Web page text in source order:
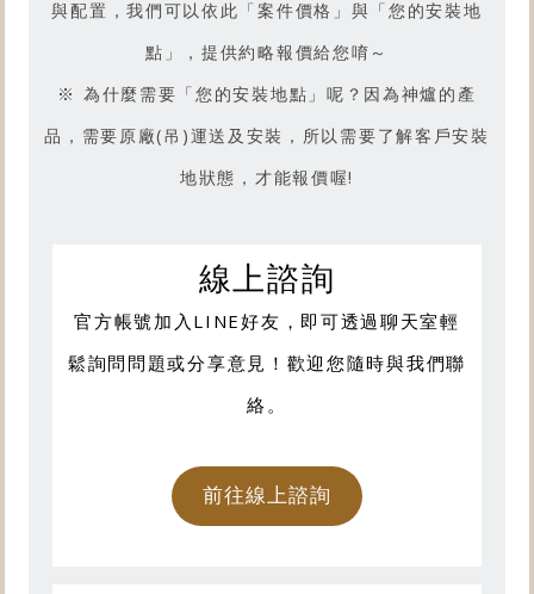
與配置，我們可以依此「案件價格」與「您的安裝地
點」，提供約略報價給您唷～
※ 為什麼需要「您的安裝地點」呢？因為神爐的產
品，需要原廠(吊)運送及安裝，所以需要了解客戶安裝
地狀態，才能報價喔!
線上諮詢
官方帳號加入LINE好友，即可透過聊天室輕
鬆詢問問題或分享意見！歡迎您隨時與我們聯
絡。
前往線上諮詢